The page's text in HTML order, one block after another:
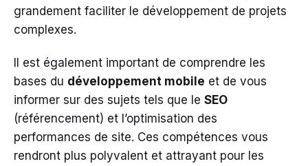
grandement faciliter le développement de projets
complexes.
Il est également important de comprendre les
bases du développement mobile et de vous
informer sur des sujets tels que le SEO
(référencement) et l’optimisation des
performances de site. Ces compétences vous
rendront plus polyvalent et attrayant pour les